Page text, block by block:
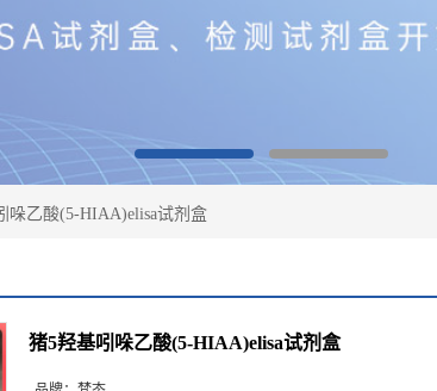
哚乙酸(5-HIAA)elisa试剂盒
猪5羟基吲哚乙酸(5-HIAA)elisa试剂盒